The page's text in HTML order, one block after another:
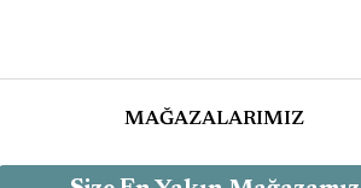
MAĞAZALARIMIZ